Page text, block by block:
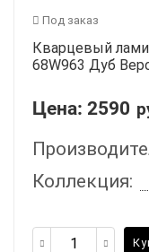
Под заказ
Кварцевый
68W963 Дуб
Цена: 2590
Коллекция: